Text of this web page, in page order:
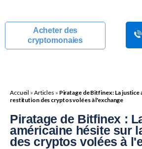
Acheter des
cryptomonaies
Accueil » Articles » Piratage de Bitfinex : La justice
restitution des cryptos volées à l'exchange
Piratage de Bitfinex :
américaine hésite sur
des cryptos volées à